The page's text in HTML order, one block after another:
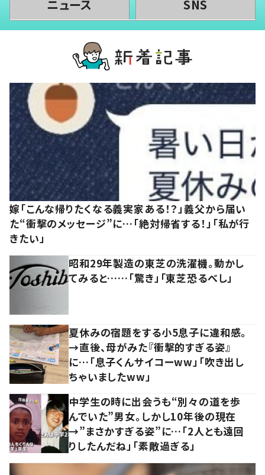
ニュース SNS
嫁「こんな帰りたくなる義実家ある！？」義父から届い
た“衝撃のメッセージ”に…「絶対帰省する！」「私が行
きたい」
昭和29年製造の東芝の洗濯機。動かし
てみると……「驚き」「東芝恐るべし」
夏休みの宿題をする小5息子に違和感。
→直後、母がみた『衝撃的すぎる姿』
に…「息子くんサイコーww」「吹き出し
ちゃいましたww」
中学生の時に出会うも“別々の道を歩
んでいた”男女。しかし10年後の現在
→”まさかすぎる姿”に…「2人とも遠回
りしたんだね」「素敵過ぎる」